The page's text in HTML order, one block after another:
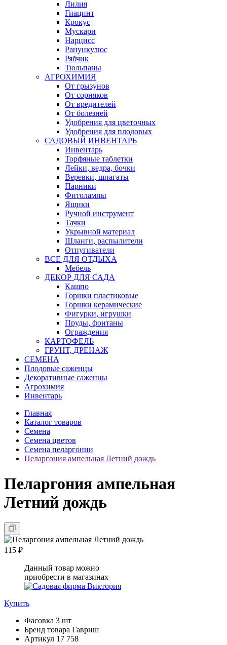
Лилия
Гиацинт
Крокус
Мускари
Нарцисс
Ранункулюс
Рябчик
Тюльпаны
АГРОХИМИЯ
От грызунов
От сорняков
От вредителей
От болезней
Удобрения для цветочных
Удобрения для плодовых
САДОВЫЙ ИНВЕНТАРЬ
Инвентарь
Торфяные таблетки
Лейки, ведра, бочки
Веревки, шпагаты
Парники
Фитолампы
Ящики
Ручной инструмент
Тачки
Укрывной материал
Шланги, распылители
Отпугиватели
ВСЕ ДЛЯ ОТДЫХА
Мебель
ДЕКОР ДЛЯ САДА
Кашпо
Горшки пластиковые
Горшки керамические
Фигурки, игрушки
Пруды, фонтаны
Ограждения
КАРТОФЕЛЬ
ГРУНТ, ДРЕНАЖ
СЕМЕНА
Плодовые саженцы
Декоративные саженцы
Агрохимия
Инвентарь
Главная
Каталог товаров
Семена
Семена цветов
Семена пеларгонии
Пеларгония ампельная Летний дождь
Пеларгония ампельная
Летний дождь
115 ₽
Данный товар можно
приобрести в магазинах
Купить
Фасовка 3 шт
Бренд товара Гавриш
Артикул 17 758